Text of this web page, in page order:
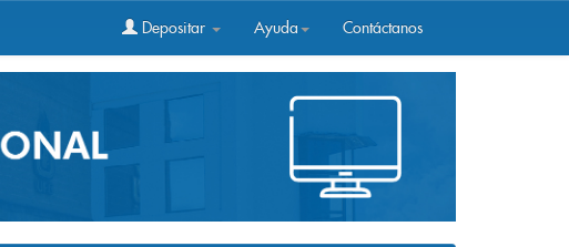
Depositar Ayuda Contáctanos